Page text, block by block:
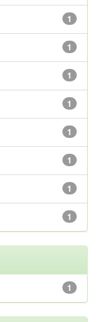
1
1
1
1
1
1
1
1
1